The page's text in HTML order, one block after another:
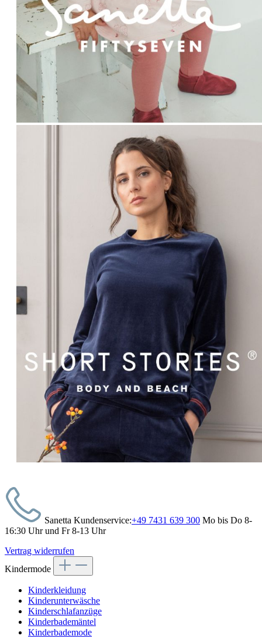
Sanetta Kundenservice:+49 7431 639 300 Mo bis Do 8-
16:30 Uhr und Fr 8-13 Uhr
Vertrag widerrufen
Kindermode
Kinderkleidung
Kinderunterwäsche
Kinderschlafanzüge
Kinderbademäntel
Kinderbademode